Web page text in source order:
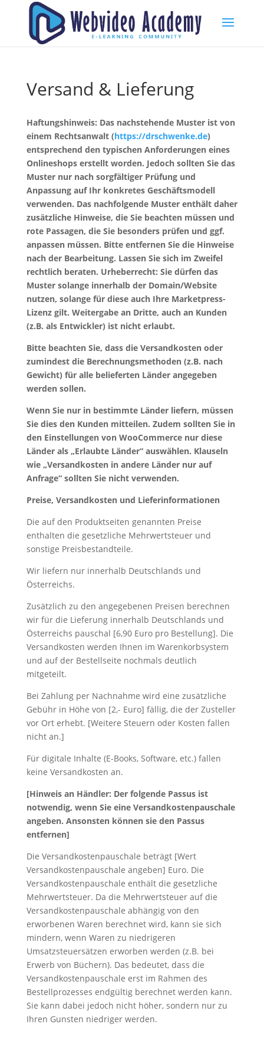
Versand & Lieferung
Haftungshinweis: Das nachstehende Muster ist von
einem Rechtsanwalt (https://drschwenke.de)
entsprechend den typischen Anforderungen eines
Onlineshops erstellt worden. Jedoch sollten Sie das
Muster nur nach sorgfältiger Prüfung und
Anpassung auf Ihr konkretes Geschäftsmodell
verwenden. Das nachfolgende Muster enthält daher
zusätzliche Hinweise, die Sie beachten müssen und
rote Passagen, die Sie besonders prüfen und ggf.
anpassen müssen. Bitte entfernen Sie die Hinweise
nach der Bearbeitung. Lassen Sie sich im Zweifel
rechtlich beraten. Urheberrecht: Sie dürfen das
Muster solange innerhalb der Domain/Website
nutzen, solange für diese auch Ihre Marketpress-
Lizenz gilt. Weitergabe an Dritte, auch an Kunden
(z.B. als Entwickler) ist nicht erlaubt.
Bitte beachten Sie, dass die Versandkosten oder
zumindest die Berechnungsmethoden (z.B. nach
Gewicht) für alle belieferten Länder angegeben
werden sollen.
Wenn Sie nur in bestimmte Länder liefern, müssen
Sie dies den Kunden mitteilen. Zudem sollten Sie in
den Einstellungen von WooCommerce nur diese
Länder als „Erlaubte Länder“ auswählen. Klauseln
wie „Versandkosten in andere Länder nur auf
Anfrage“ sollten Sie nicht verwenden.
Preise, Versandkosten und Lieferinformationen
Die auf den Produktseiten genannten Preise
enthalten die gesetzliche Mehrwertsteuer und
sonstige Preisbestandteile.
Wir liefern nur innerhalb Deutschlands und
Österreichs.
Zusätzlich zu den angegebenen Preisen berechnen
wir für die Lieferung innerhalb Deutschlands und
Österreichs pauschal [6,90 Euro pro Bestellung]. Die
Versandkosten werden Ihnen im Warenkorbsystem
und auf der Bestellseite nochmals deutlich
mitgeteilt.
Bei Zahlung per Nachnahme wird eine zusätzliche
Gebühr in Höhe von [2,- Euro] fällig, die der Zusteller
vor Ort erhebt. [Weitere Steuern oder Kosten fallen
nicht an.]
Für digitale Inhalte (E-Books, Software, etc.) fallen
keine Versandkosten an.
[Hinweis an Händler: Der folgende Passus ist
notwendig, wenn Sie eine Versandkostenpauschale
angeben. Ansonsten können sie den Passus
entfernen]
Die Versandkostenpauschale beträgt [Wert
Versandkostenpauschale angeben] Euro. Die
Versandkostenpauschale enthält die gesetzliche
Mehrwertsteuer. Da die Mehrwertsteuer auf die
Versandkostenpauschale abhängig von den
erworbenen Waren berechnet wird, kann sie sich
mindern, wenn Waren zu niedrigeren
Umsatzsteuersätzen erworben werden (z.B. bei
Erwerb von Büchern). Das bedeutet, dass die
Versandkostenpauschale erst im Rahmen des
Bestellprozesses endgültig berechnet werden kann.
Sie kann dabei jedoch nicht höher, sondern nur zu
Ihren Gunsten niedriger werden.